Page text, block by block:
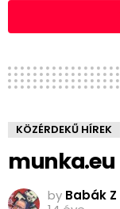
KÖZÉRDEKŰ HÍREK
munka.eu
by Babák Z